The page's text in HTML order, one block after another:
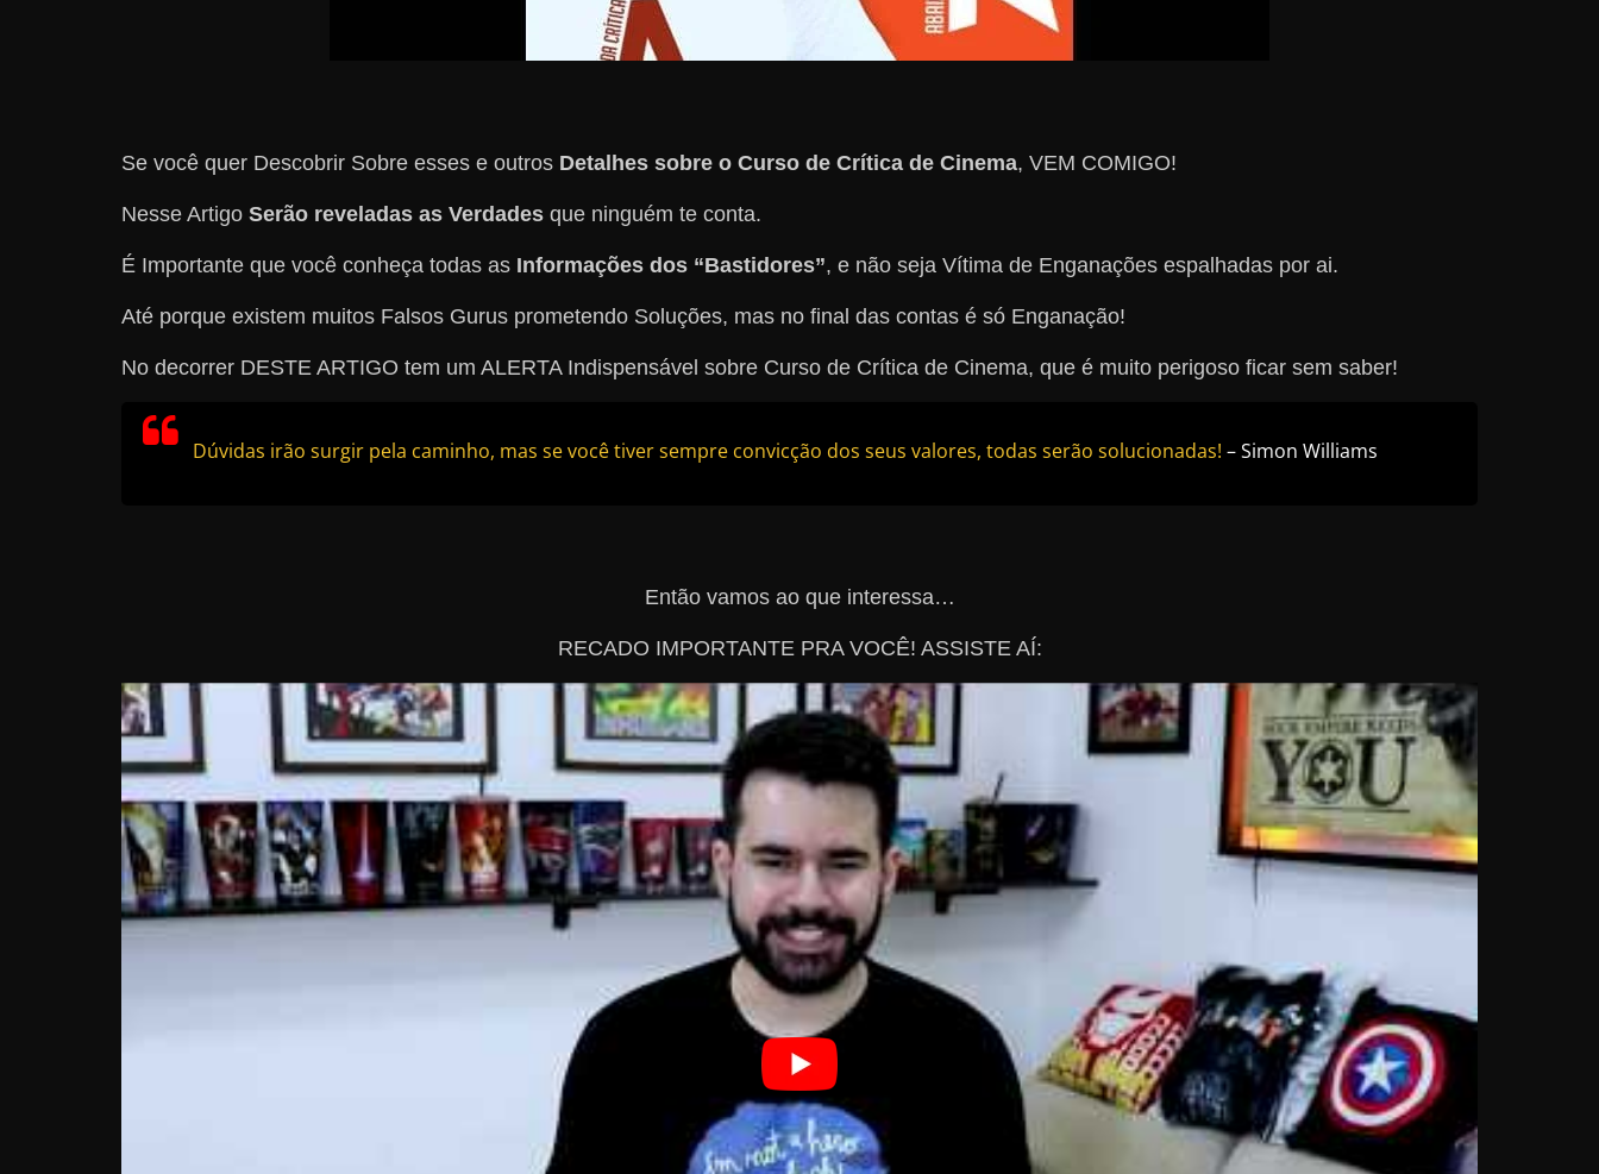
Se você quer Descobrir Sobre esses e outros Detalhes sobre o Curso de Crítica de Cinema, VEM COMIGO!
Nesse Artigo Serão reveladas as Verdades que ninguém te conta.
É Importante que você conheça todas as Informações dos “Bastidores”, e não seja Vítima de Enganações espalhadas por ai.
Até porque existem muitos Falsos Gurus prometendo Soluções, mas no final das contas é só Enganação!
No decorrer DESTE ARTIGO tem um ALERTA Indispensável sobre Curso de Crítica de Cinema, que é muito perigoso ficar sem saber!
Dúvidas irão surgir pela caminho, mas se você tiver sempre convicção dos seus valores, todas serão solucionadas! – Simon Williams
Então vamos ao que interessa…
RECADO IMPORTANTE PRA VOCÊ! ASSISTE AÍ: